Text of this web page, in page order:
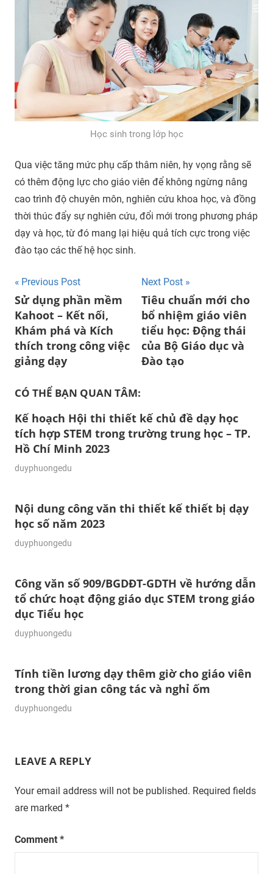
Học sinh trong lớp học
Qua việc tăng mức phụ cấp thâm niên, hy vọng rằng sẽ
có thêm động lực cho giáo viên để không ngừng nâng
cao trình độ chuyên môn, nghiên cứu khoa học, và đồng
thời thúc đẩy sự nghiên cứu, đổi mới trong phương pháp
dạy và học, từ đó mang lại hiệu quả tích cực trong việc
đào tạo các thế hệ học sinh.
Post
navigation
Previous Post
Sử dụng phần mềm
Kahoot – Kết nối,
Khám phá và Kích
thích trong công việc
giảng dạy
Next Post
Tiêu chuẩn mới cho
bổ nhiệm giáo viên
tiểu học: Động thái
của Bộ Giáo dục và
Đào tạo
CÓ THỂ BẠN QUAN TÂM:
Kế hoạch Hội thi thiết kế chủ đề dạy học
tích hợp STEM trong trường trung học – TP.
Hồ Chí Minh 2023
27/10/2023
duyphuongedu
Nội dung công văn thi thiết kế thiết bị dạy
học số năm 2023
10/10/2023
duyphuongedu
Công văn số 909/BGDĐT-GDTH về hướng dẫn
tổ chức hoạt động giáo dục STEM trong giáo
dục Tiểu học
10/10/2023
duyphuongedu
Tính tiền lương dạy thêm giờ cho giáo viên
trong thời gian công tác và nghỉ ốm
26/09/2023
duyphuongedu
LEAVE A REPLY
Your email address will not be published. Required fields
are marked *
Comment *